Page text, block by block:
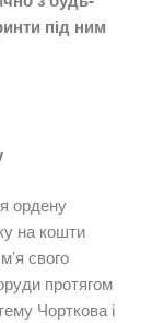
під ним
ордену
на кошти
свого
протягом
Чорткова і